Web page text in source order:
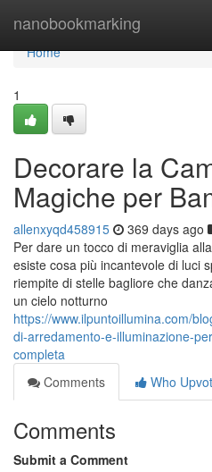
nanobookmarking
Home
Home
1
Decorare la
Magiche per
allenxyqd458915 369 days ago
Per dare un tocco di meraviglia
esiste cosa più incantevole di luci
riempite di stelle bagliore che
un cielo notturno
https://www.ilpuntoillumina.com/
di-arredamento-e-illuminazione-
completa
Comments
Who
Comments
Submit a Comment